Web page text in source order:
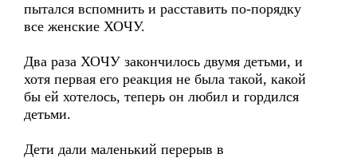
пытался вспомнить и расставить по-порядку
все женские ХОЧУ.
Два раза ХОЧУ закончилось двумя детьми, и
хотя первая его реакция не была такой, какой
бы ей хотелось, теперь он любил и гордился
детьми.
Дети дали маленький перерыв в